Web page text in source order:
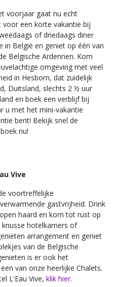
voorjaar gaat nu echt
een korte vakantie bij
of driedaags diner
in België en geniet op één van
Belgische Ardennen. Kom
omgeving met veel
in Hesborn, dat zuidelijk
Duitsland, slechts 2 ½ uur
en boek een verblijf bij
u met het mini-vakantie
bent! Bekijk snel de
nu!
Vive
voortreffelijke
gastvrijheid. Drink
haard en kom tot rust op
hotelkamers of
arrangement en geniet
van de Belgische
is er ook het
van onze heerlijke Chalets.
L'Eau Vive, klik hier.